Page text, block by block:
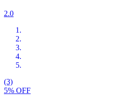
2.0
(3)
5% OFF